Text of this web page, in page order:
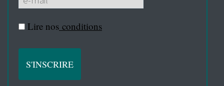
Lire nos conditions